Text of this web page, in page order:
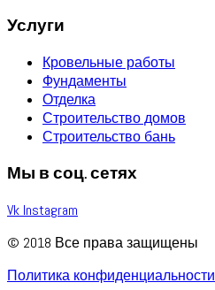
Услуги
Кровельные работы
Фундаменты
Отделка
Строительство домов
Строительство бань
Мы в соц. сетях
Vk Instagram
© 2018 Все права защищены
Политика конфиденциальности